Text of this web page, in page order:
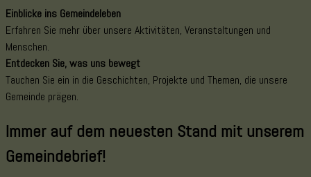
Einblicke ins Gemeindeleben
Erfahren Sie mehr über unsere Aktivitäten, Veranstaltungen und
Menschen.
Entdecken Sie, was uns bewegt
Tauchen Sie ein in die Geschichten, Projekte und Themen, die unsere
Gemeinde prägen.
Immer auf dem neuesten Stand mit unserem
Gemeindebrief!